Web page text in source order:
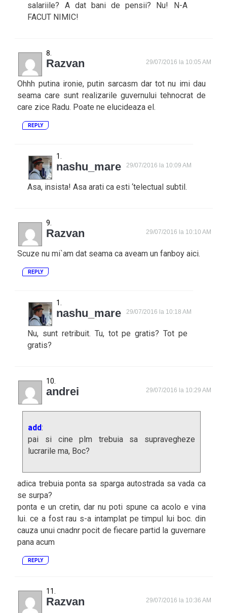
salariile? A dat bani de pensii? Nu! N-A
FACUT NIMIC!
Razvan 29/07/2016 la 10:05 AM
Ohhh putina ironie, putin sarcasm dar tot nu imi dau
seama care sunt realizarile guvernului tehnocrat de
care zice Radu. Poate ne elucideaza el.
REPLY
nashu_mare 29/07/2016 la 10:09 AM
Asa, insista! Asa arati ca esti ‘telectual subtil.
Razvan 29/07/2016 la 10:10 AM
Scuze nu mi`am dat seama ca aveam un fanboy aici.
REPLY
nashu_mare 29/07/2016 la 10:18 AM
Nu, sunt retribuit. Tu, tot pe gratis? Tot pe
gratis?
andrei 29/07/2016 la 10:29 AM
add:
pai si cine plm trebuia sa supravegheze
lucrarile ma, Boc?
adica trebuia ponta sa sparga autostrada sa vada ca
se surpa?
ponta e un cretin, dar nu poti spune ca acolo e vina
lui. ce a fost rau s-a intamplat pe timpul lui boc. din
cauza unui cnadnr pocit de fiecare partid la guvernare
pana acum
REPLY
Razvan 29/07/2016 la 10:36 AM